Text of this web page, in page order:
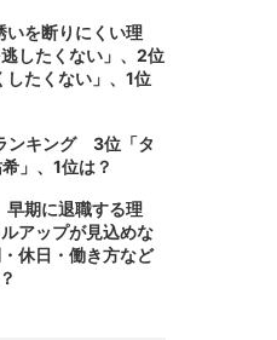
いを断りにくい理
したくない」、2位
したくない」、1位
ンキング 3位「タ
」、1位は？
早期に退職する理
アップが見込めな
休日・働き方など